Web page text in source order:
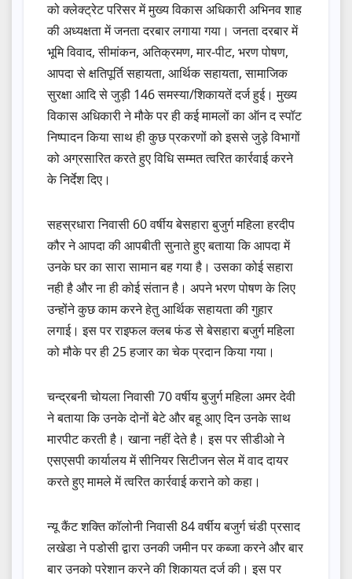
को क्लेक्ट्रेट परिसर में मुख्य विकास अधिकारी अभिनव शाह
की अध्यक्षता में जनता दरबार लगाया गया। जनता दरबार में
भूमि विवाद, सीमांकन, अतिक्रमण, मार-पीट, भरण पोषण,
आपदा से क्षतिपूर्ति सहायता, आर्थिक सहायता, सामाजिक
सुरक्षा आदि से जुड़ी 146 समस्या/शिकायतें दर्ज हुई। मुख्य
विकास अधिकारी ने मौके पर ही कई मामलों का ऑन द स्पॉट
निष्पादन किया साथ ही कुछ प्रकरणों को इससे जुड़े विभागों
को अग्रसारित करते हुए विधि सम्मत त्वरित कार्रवाई करने
के निर्देश दिए।
सहस्रधारा निवासी 60 वर्षीय बेसहारा बुजुर्ग महिला हरदीप
कौर ने आपदा की आपबीती सुनाते हुए बताया कि आपदा में
उनके घर का सारा सामान बह गया है। उसका कोई सहारा
नही है और ना ही कोई संतान है। अपने भरण पोषण के लिए
उन्होंने कुछ काम करने हेतु आर्थिक सहायता की गुहार
लगाई। इस पर राइफल क्लब फंड से बेसहारा बजुर्ग महिला
को मौके पर ही 25 हजार का चेक प्रदान किया गया।
चन्द्रबनी चोयला निवासी 70 वर्षीय बुजुर्ग महिला अमर देवी
ने बताया कि उनके दोनों बेटे और बहू आए दिन उनके साथ
मारपीट करती है। खाना नहीं देते है। इस पर सीडीओ ने
एसएसपी कार्यालय में सीनियर सिटीजन सेल में वाद दायर
करते हुए मामले में त्वरित कार्रवाई कराने को कहा।
न्यू कैंट शक्ति कॉलोनी निवासी 84 वर्षीय बजुर्ग चंडी प्रसाद
लखेडा ने पडोसी द्वारा उनकी जमीन पर कब्जा करने और बार
बार उनको परेशान करने की शिकायत दर्ज की। इस पर